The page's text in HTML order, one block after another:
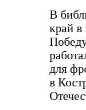
В
край в
для
в